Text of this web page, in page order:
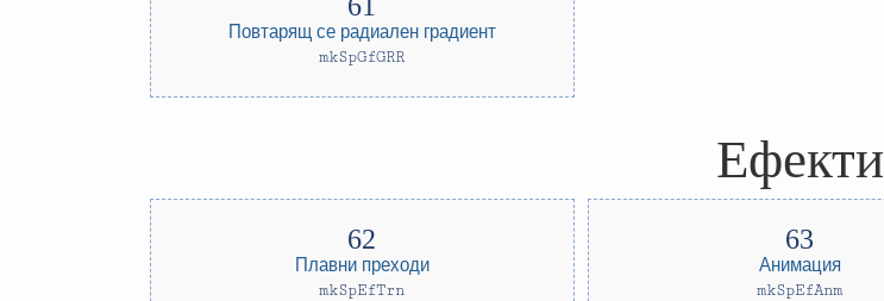
Повтарящ се радиален градиент
mkSpGfGRR
Ефекти
Плавни преходи
mkSpEfTrn
Анимация
mkSpEfAnm